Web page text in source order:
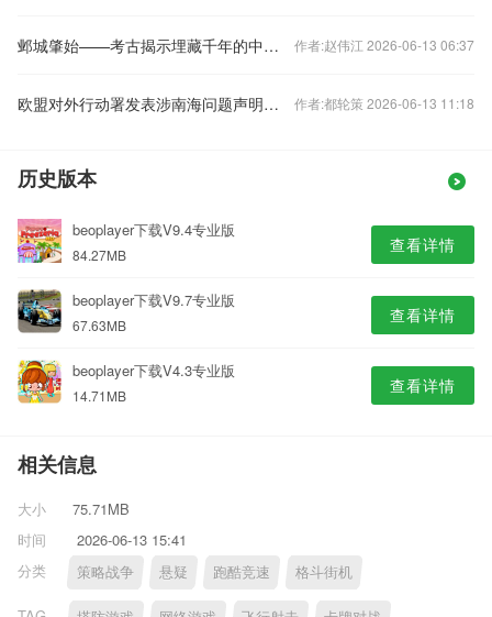
邺城肇始——考古揭示埋藏千年的中国都城秘密 作者:赵伟江 2026-06-13 06:37
欧盟对外行动署发表涉南海问题声明，中国驻欧盟使团驳斥 作者:都轮策 2026-06-13 11:18
历史版本
beoplayer下载V9.4专业版
84.27MB 查看详情
beoplayer下载V9.7专业版
67.63MB 查看详情
beoplayer下载V4.3专业版
14.71MB 查看详情
相关信息
大小
75.71MB
时间
2026-06-13 15:41
分类
策略战争 悬疑 跑酷竞速 格斗街机